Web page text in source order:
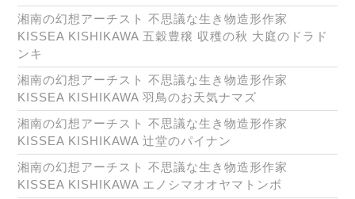
湘南の幻想アーチスト 不思議な生き物造形作家
KISSEA KISHIKAWA 五穀豊穣 収穫の秋 大庭のドラド
ンキ
湘南の幻想アーチスト 不思議な生き物造形作家
KISSEA KISHIKAWA 羽鳥のお天気ナマズ
湘南の幻想アーチスト 不思議な生き物造形作家
KISSEA KISHIKAWA 辻堂のパイナン
湘南の幻想アーチスト 不思議な生き物造形作家
KISSEA KISHIKAWA エノシマオオヤマトンボ